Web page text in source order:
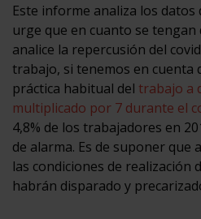
Este informe analiza los datos
urge que en cuanto se tengan
analice la repercusión del
trabajo, si tenemos en cuenta
práctica habitual del trabajo a
multiplicado por 7 durante el
4,8% de los trabajadores en
de alarma. Es de suponer que
las condiciones de realización
habrán disparado y